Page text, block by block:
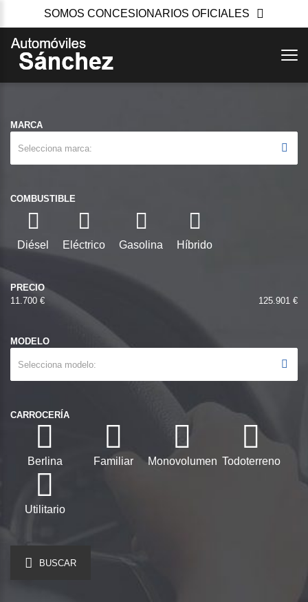
SOMOS CONCESIONARIOS OFICIALES
MARCA
Selecciona marca
COMBUSTIBLE
Diésel Eléctrico Gasolina Híbrido
PRECIO
11.700 €
125.901 €
MODELO
Selecciona modelo
CARROCERÍA
Berlina Familiar Monovolumen Todoterreno
Utilitario
BUSCAR